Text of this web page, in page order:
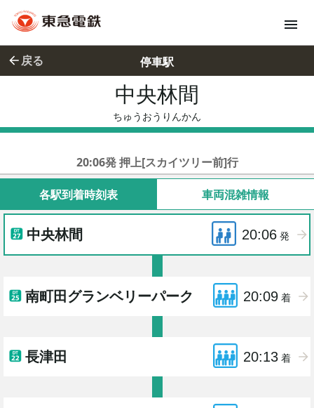
戻る 停車駅
中央林間
ちゅうおうりんかん
20:06発 押上[スカイツリー前]行
各駅到着時刻表 車両混雑情報
中央林間 20:06 発
南町田グランベリーパーク 20:09 着
長津田 20:13 着